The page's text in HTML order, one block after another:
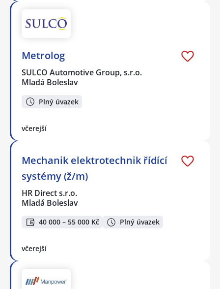
Metrolog
SULCO Automotive Group, s.r.o.
Mladá Boleslav
Plný úvazek
včerejší
Mechanik elektrotechnik řídící
systémy (ž/m)
HR Direct s.r.o.
Mladá Boleslav
40 000 – 55 000 Kč Plný úvazek
včerejší